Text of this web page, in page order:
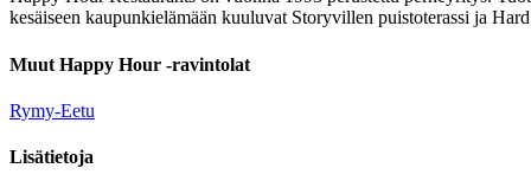
kesäiseen kaupunkielämään kuuluvat Storyvillen puistoterassi ja
Muut Happy Hour -ravintolat
Rymy-Eetu
Lisätietoja